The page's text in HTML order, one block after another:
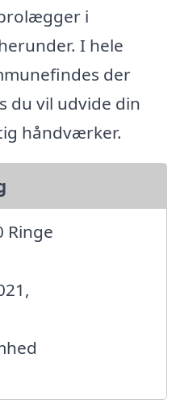
i
I hele
der
du vil udvide din
håndværker.
Ringe